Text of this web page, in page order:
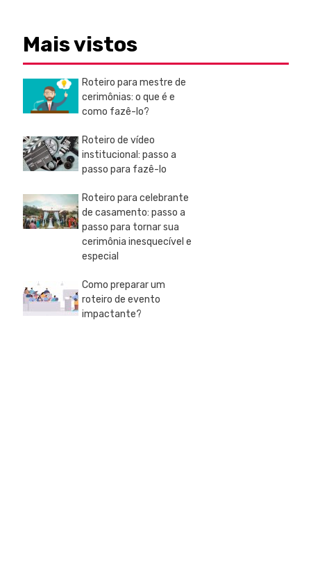
Mais vistos
Roteiro para mestre de
cerimônias: o que é e
como fazê-lo?
Roteiro de vídeo
institucional: passo a
passo para fazê-lo
Roteiro para celebrante
de casamento: passo a
passo para tornar sua
cerimônia inesquecível e
especial
Como preparar um
roteiro de evento
impactante?